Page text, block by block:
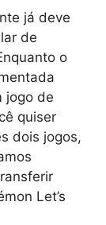
já deve
de
o
jogo de
quiser
dois jogos,
Let’s